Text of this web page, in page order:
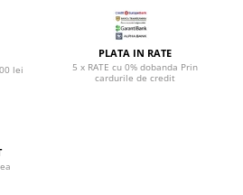
lei
PLATA IN RATE
5 x RATE cu 0% dobanda Prin
cardurile de credit